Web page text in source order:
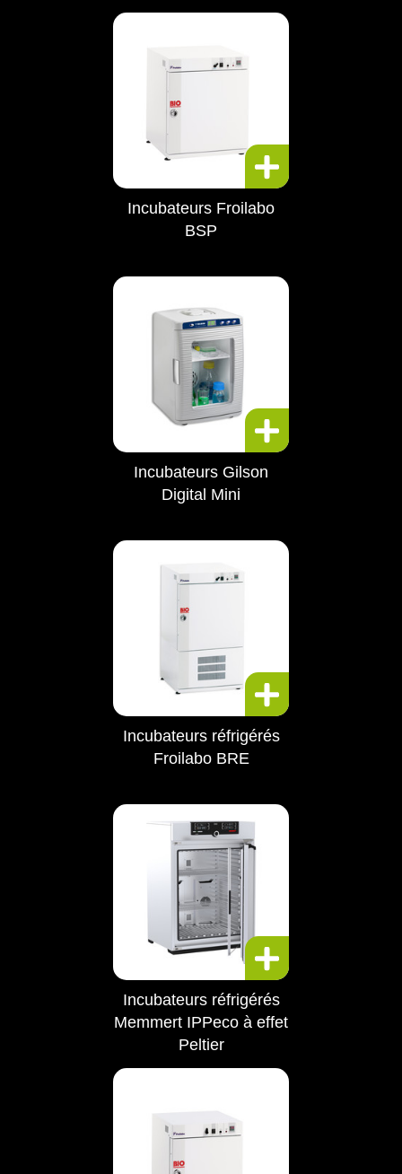
Incubateurs Froilabo
BSP
Incubateurs Gilson
Digital Mini
Incubateurs réfrigérés
Froilabo BRE
Incubateurs réfrigérés
Memmert IPPeco à effet
Peltier